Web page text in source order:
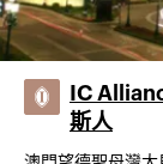
IC
斯人